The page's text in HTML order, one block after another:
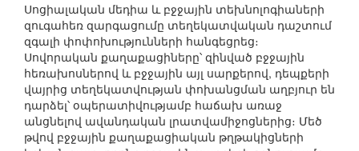
Սոցիալական մեդիա և բջջային տեխնոլոգիաների
զուգահեռ զարգացումը տեղեկատվական դաշտում
զգալի փոփոխությունների հանգեցրեց։
Սովորական քաղաքացիները՝ զինված բջջային
հեռախոսներով և բջջային այլ սարքերով, դեպքերի
վայրից տեղեկատվության փոխանցման աղբյուր են
դարձել՝ օպերատիվությամբ հաճախ առաջ
անցնելով ավանդական լրատվամիջոցներից։ Մեծ
թվով բջջային քաղաքացիական թղթակիցների